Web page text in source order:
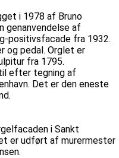
i 1978 af Bruno
genanvendelse af
positivsfacade fra 1932.
og pedal. Orglet er
fra 1795.
efter tegning af
Det er den eneste
i Sankt
er udført af murermester